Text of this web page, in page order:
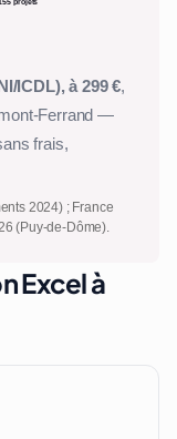
ICDL), à 299 €,
Ferrand —
frais,
2024) ; France
(Puy-de-Dôme).
Excel à